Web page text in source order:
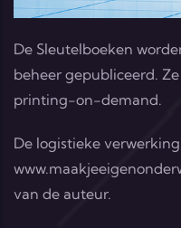
De Sleutelboeken
beheer gepubliceerd.
printing-on-demand.
De logistieke
van de auteur.